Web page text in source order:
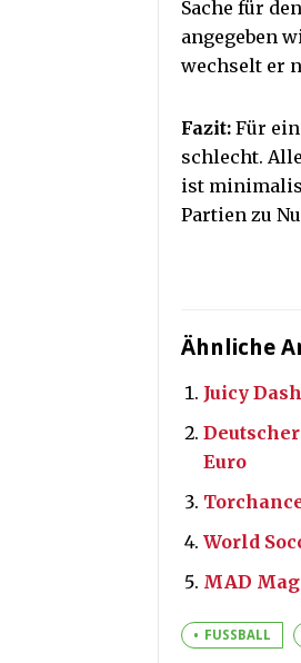
Sache für
angegeben
wechselt er
Fazit: Für
schlecht.
ist
Partien zu
Ähnliche
Juicy
Euro
World
MAD
FUSSBALL